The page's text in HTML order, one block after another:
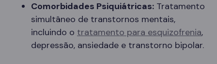
Comorbidades Psiquiátricas: Tratamento
simultâneo de transtornos mentais,
incluindo o tratamento para esquizofrenia,
depressão, ansiedade e transtorno bipolar.